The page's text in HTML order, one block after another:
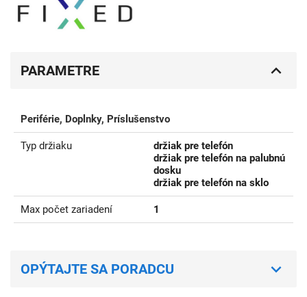
PARAMETRE
Periférie, Doplnky, Príslušenstvo
Typ držiaku
držiak pre telefón
držiak pre telefón na palubnú
dosku
držiak pre telefón na sklo
Max počet zariadení 1
OPÝTAJTE SA PORADCU